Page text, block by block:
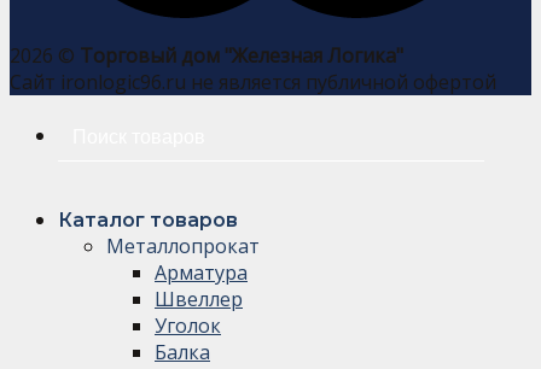
2026 © Торговый дом "Железная Логика"
Сайт ironlogic96.ru не является публичной офертой
Каталог товаров
Металлопрокат
Арматура
Швеллер
Уголок
Балка